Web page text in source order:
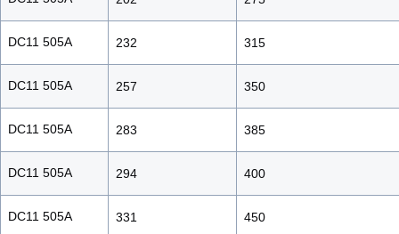
DC11 505A 232 315
DC11 505A 257 350
DC11 505A 283 385
DC11 505A 294 400
DC11 505A 331 450